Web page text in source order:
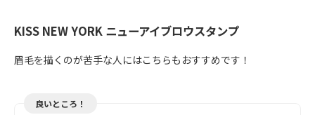
KISS NEW YORK ニューアイブロウスタンプ
眉毛を描くのが苦手な人にはこちらもおすすめです！
良いところ！